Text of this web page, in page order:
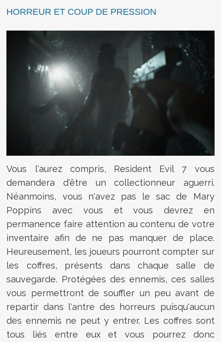
HORREUR ET COUP DE PRESSION
Vous l'aurez compris, Resident Evil 7 vous
demandera d'être un collectionneur aguerri.
Néanmoins, vous n'avez pas le sac de Mary
Poppins avec vous et vous devrez en
permanence faire attention au contenu de votre
inventaire afin de ne pas manquer de place.
Heureusement, les joueurs pourront compter sur
les coffres, présents dans chaque salle de
sauvegarde. Protégées des ennemis, ces salles
vous permettront de souffler un peu avant de
repartir dans l'antre des horreurs puisqu'aucun
des ennemis ne peut y entrer. Les coffres sont
tous liés entre eux et vous pourrez donc